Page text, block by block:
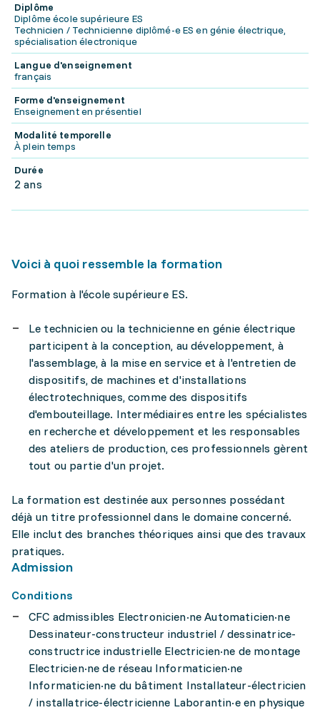
Diplôme
Diplôme école supérieure ES
Technicien / Technicienne diplômé-e ES en génie électrique,
spécialisation électronique
Langue d'enseignement
français
Forme d'enseignement
Enseignement en présentiel
Modalité temporelle
À plein temps
Durée
2 ans
Voici à quoi ressemble la formation
Formation à l'école supérieure ES.
Le technicien ou la technicienne en génie électrique
participent à la conception, au développement, à
l'assemblage, à la mise en service et à l'entretien de
dispositifs, de machines et d'installations
électrotechniques, comme des dispositifs
d'embouteillage. Intermédiaires entre les spécialistes
en recherche et développement et les responsables
des ateliers de production, ces professionnels gèrent
tout ou partie d'un projet.
La formation est destinée aux personnes possédant
déjà un titre professionnel dans le domaine concerné.
Elle inclut des branches théoriques ainsi que des travaux
pratiques.
Admission
Conditions
CFC admissibles Electronicien·ne Automaticien·ne
Dessinateur-constructeur industriel / dessinatrice-
constructrice industrielle Electricien·ne de montage
Electricien·ne de réseau Informaticien·ne
Informaticien·ne du bâtiment Installateur-électricien
/ installatrice-électricienne Laborantin·e en physique